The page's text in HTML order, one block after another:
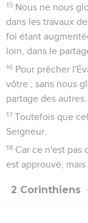
15 Nous ne nous
dans les travaux
foi étant
loin, dans le
16 Pour prêcher
vôtre ; sans nous
partage des autres.
17 Toutefois que
Seigneur.
18 Car ce n'est pas
est approuvé,
2 Corinthiens